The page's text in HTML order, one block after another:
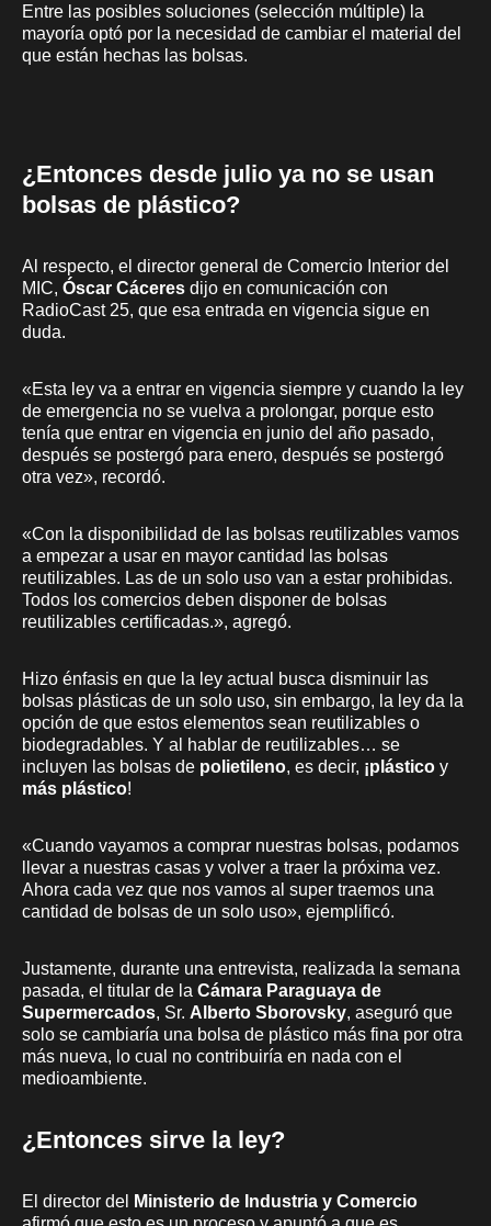
Entre las posibles soluciones (selección múltiple) la
mayoría optó por la necesidad de cambiar el material del
que están hechas las bolsas.
¿Entonces desde julio ya no se usan
bolsas de plástico?
Al respecto, el director general de Comercio Interior del
MIC, Óscar Cáceres dijo en comunicación con
RadioCast 25, que esa entrada en vigencia sigue en
duda.
«Esta ley va a entrar en vigencia siempre y cuando la ley
de emergencia no se vuelva a prolongar, porque esto
tenía que entrar en vigencia en junio del año pasado,
después se postergó para enero, después se postergó
otra vez», recordó.
«Con la disponibilidad de las bolsas reutilizables vamos
a empezar a usar en mayor cantidad las bolsas
reutilizables. Las de un solo uso van a estar prohibidas.
Todos los comercios deben disponer de bolsas
reutilizables certificadas.», agregó.
Hizo énfasis en que la ley actual busca disminuir las
bolsas plásticas de un solo uso, sin embargo, la ley da la
opción de que estos elementos sean reutilizables o
biodegradables. Y al hablar de reutilizables… se
incluyen las bolsas de polietileno, es decir, ¡plástico y
más plástico!
«Cuando vayamos a comprar nuestras bolsas, podamos
llevar a nuestras casas y volver a traer la próxima vez.
Ahora cada vez que nos vamos al super traemos una
cantidad de bolsas de un solo uso», ejemplificó.
Justamente, durante una entrevista, realizada la semana
pasada, el titular de la Cámara Paraguaya de
Supermercados, Sr. Alberto Sborovsky, aseguró que
solo se cambiaría una bolsa de plástico más fina por otra
más nueva, lo cual no contribuiría en nada con el
medioambiente.
¿Entonces sirve la ley?
El director del
Ministerio de Industria y Comercio